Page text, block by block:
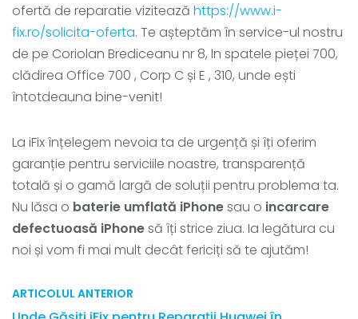
ofertă de reparatie vizitează https://www.i-
fix.ro/solicita-oferta. Te așteptăm în service-ul nostru
de pe Coriolan Brediceanu nr 8, In spatele pieței 700,
clădirea Office 700 , Corp C și E , 310, unde ești
întotdeauna bine-venit!
La iFix înțelegem nevoia ta de urgență și îți oferim
garanție pentru serviciile noastre, transparență
totală și o gamă largă de soluții pentru problema ta.
Nu lăsa o baterie umflată iPhonesau o incarcare
defectuoasă iPhonesă îți strice ziua. Ia legătura cu
noi și vom fi mai mult decât fericiți să te ajutăm!
ARTICOLUL ANTERIOR